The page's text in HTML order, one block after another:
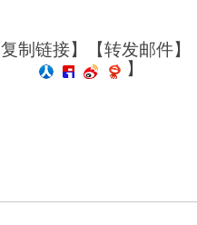
复制链接】【转发邮件】
】